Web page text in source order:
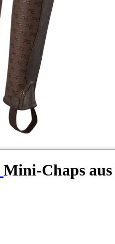
Mini-Chaps aus